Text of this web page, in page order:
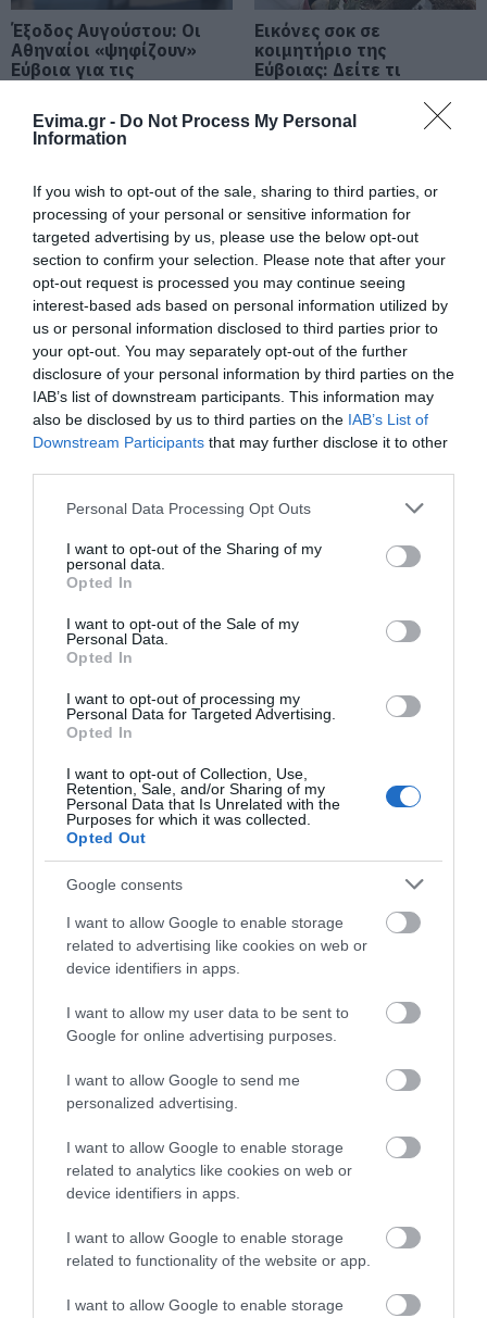
Evima.gr - Do Not Process My Personal
Information
If you wish to opt-out of the sale, sharing to third parties, or
processing of your personal or sensitive information for
targeted advertising by us, please use the below opt-out
section to confirm your selection. Please note that after your
opt-out request is processed you may continue seeing
interest-based ads based on personal information utilized by
us or personal information disclosed to third parties prior to
your opt-out. You may separately opt-out of the further
disclosure of your personal information by third parties on the
IAB’s list of downstream participants. This information may
also be disclosed by us to third parties on the IAB’s List of
Downstream Participants that may further disclose it to other
Please note that this website/app uses one or more Google
not limited to your visit or usage behaviour. You may click to
grant or deny consent to Google and its third-party tags to
use your data for below specified purposes in below Google
consent section.
Personal Data Processing Opt Outs
I want to opt-out of the Sharing of my
personal data.
Opted In
I want to opt-out of the Sale of my
Personal Data.
Opted In
I want to opt-out of processing my
Personal Data for Targeted Advertising.
Opted In
I want to opt-out of Collection, Use,
Retention, Sale, and/or Sharing of my
Personal Data that Is Unrelated with the
Purposes for which it was collected.
Opted Out
Google consents
I want to allow Google to enable storage
related to advertising like cookies on web or
device identifiers in apps.
I want to allow my user data to be sent to
Google for online advertising purposes.
I want to allow Google to send me
personalized advertising.
I want to allow Google to enable storage
related to analytics like cookies on web or
device identifiers in apps.
I want to allow Google to enable storage
related to functionality of the website or app.
I want to allow Google to enable storage
βουλευτή Σίμο Κεδίκογλου- Τι
αναφέρει
08.08.2026 | 11:00
ανάπλασης παραλίας – Η
καταγγελία που προκαλεί
08.08.2026 | 10:20
Χωρίς Internet τώρα αυτό το
χωριό της Εύβοιας
08.08.2026 | 10:00
Εύβοια: Διακοπή ρεύματος αύριο
πολλές περιοχές- Πίνακας
08.08.2026 | 09:40
σε γνωστό στέκι
Συγκίνηση και βαθιά πίστη στην
του Ρώσσο για το θαύμα της
βροχής στη φωτιά του 2021
08.08.2026 | 09:00
Εορτολόγιο: Ποιοι γιορτάζουν
σήμερα, Σάββατο 8 Αυγούστου
Έξοδος Αυγούστου: Οι
Αθηναίοι «ψηφίζουν»
Εύβοια για τις
Εικόνες σοκ σε
κοιμητήριο της
Εύβοιας: Δείτε τι
Α. Ο. Χαλκίς: Πρώτο
φιλικό σήμερα για νέα
αγωνιστική περίοδο –
Η ώρα
Τι γίνεται με τις
τσούχτρες στην
Εύβοια;
Καύσωνας και πολλά
μποφόρ αύριο στην
επιτροπή εκτίμησης
κινδύνου
Εύβοια: Οι ισχυροί
εκκλησίας